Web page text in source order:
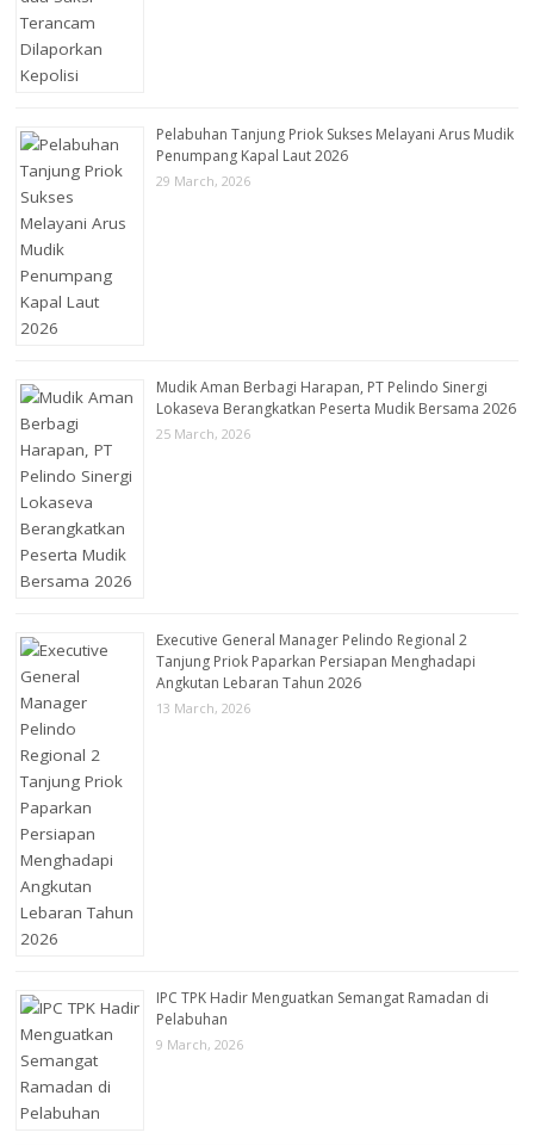
Pelabuhan Tanjung Priok Sukses Melayani Arus Mudik
Penumpang Kapal Laut 2026
29 March, 2026
Mudik Aman Berbagi Harapan, PT Pelindo Sinergi
Lokaseva Berangkatkan Peserta Mudik Bersama 2026
25 March, 2026
Executive General Manager Pelindo Regional 2
Tanjung Priok Paparkan Persiapan Menghadapi
Angkutan Lebaran Tahun 2026
13 March, 2026
IPC TPK Hadir Menguatkan Semangat Ramadan di
Pelabuhan
9 March, 2026